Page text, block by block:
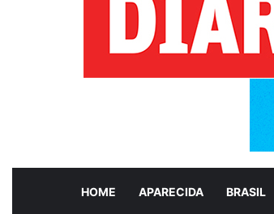
HOME APARECIDA BRASIL